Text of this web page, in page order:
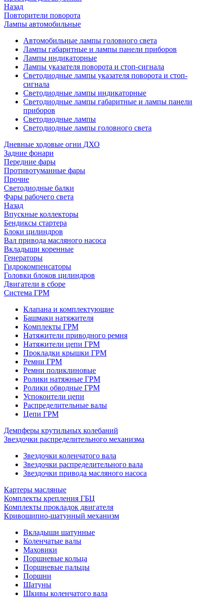
Назад
Повторители поворота
Лампы автомобильные
Автомобильные лампы головного света
Лампы габаритные и лампы панели приборов
Лампы индикаторные
Лампы указателя поворота и стоп-сигнала
Светодиодные лампы указателя поворота и стоп-
сигнала
Светодиодные лампы индикаторные
Светодиодные лампы габаритные и лампы панели
приборов
Светодиодные лампы
Светодиодные лампы головного света
Дневные ходовые огни ДХО
Задние фонари
Передние фары
Противотуманные фары
Прочие
Светодиодные балки
Фары рабочего света
Назад
Впускные коллекторы
Бендиксы стартера
Блоки цилиндров
Вал привода масляного насоса
Вкладыши коренные
Генераторы
Гидрокомпенсаторы
Головки блоков цилиндров
Двигатели в сборе
Система ГРМ
Клапана и комплектующие
Башмаки натяжителя
Комплекты ГРМ
Натяжители приводного ремня
Натяжители цепи ГРМ
Прокладки крышки ГРМ
Ремни ГРМ
Ремни поликлиновые
Ролики натяжные ГРМ
Ролики обводные ГРМ
Успокоители цепи
Распределительные валы
Цепи ГРМ
Демпферы крутильных колебаний
Звездочки распределительного механизма
Звездочки коленчатого вала
Звездочки распределительного вала
Звездочки привода масляного насоса
Картеры масляные
Комплекты крепления ГБЦ
Комплекты прокладок двигателя
Кривошипно-шатунный механизм
Вкладыши шатунные
Коленчатые валы
Маховики
Поршневые кольца
Поршневые пальцы
Поршни
Шатуны
Шкивы коленчатого вала